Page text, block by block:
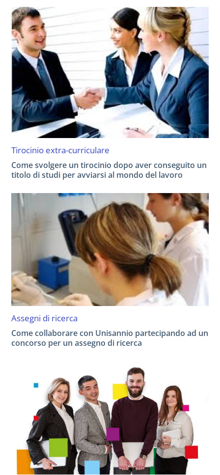
Tirocinio extra-curriculare
Come svolgere un tirocinio dopo aver conseguito un
titolo di studi per avviarsi al mondo del lavoro
Assegni di ricerca
Come collaborare con Unisannio partecipando ad un
concorso per un assegno di ricerca